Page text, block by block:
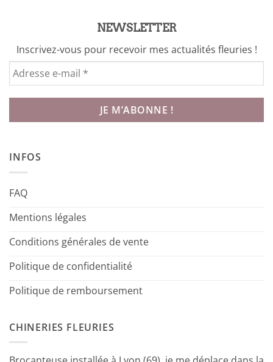
NEWSLETTER
Inscrivez-vous pour recevoir mes actualités fleuries !
INFOS
FAQ
Mentions légales
Conditions générales de vente
Politique de confidentialité
Politique de remboursement
CHINERIES FLEURIES